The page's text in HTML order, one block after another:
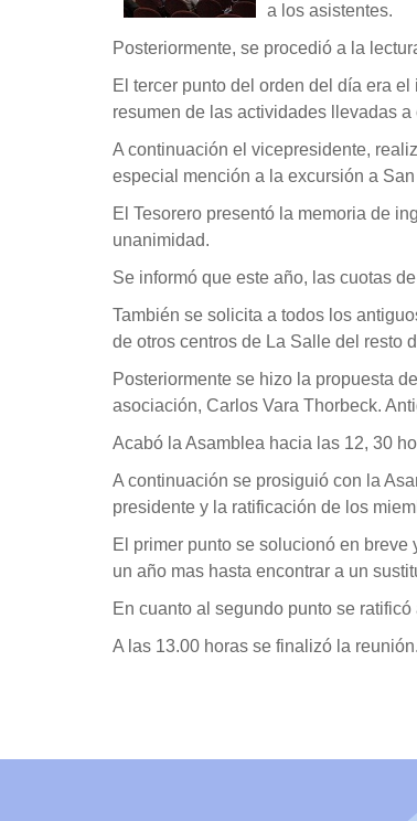
a los asistentes.
Posteriormente, se procedió a la
El tercer punto del orden del día era
resumen de las actividades llevadas
A continuación el vicepresidente,
especial mención a la excursión a
El Tesorero presentó la memoria de
unanimidad.
Se informó que este año, las cuotas
También se solicita a todos los
de otros centros de La Salle del resto
Posteriormente se hizo la propuesta
asociación, Carlos Vara Thorbeck.
Acabó la Asamblea hacia las 12, 30
A continuación se prosiguió con la
presidente y la ratificación de los
El primer punto se solucionó en
un año mas hasta encontrar a un
En cuanto al segundo punto se
A las 13.00 horas se finalizó la reunión.